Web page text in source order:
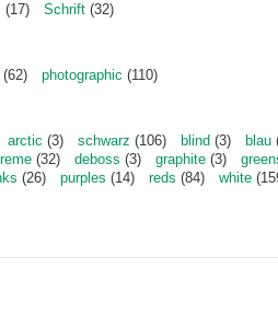
(17) Schrift (32)
(62) photographic (110)
arctic (3) schwarz (106) blind (3) blau
(32) deboss (3) graphite (3)
(26) purples (14) reds (84) white